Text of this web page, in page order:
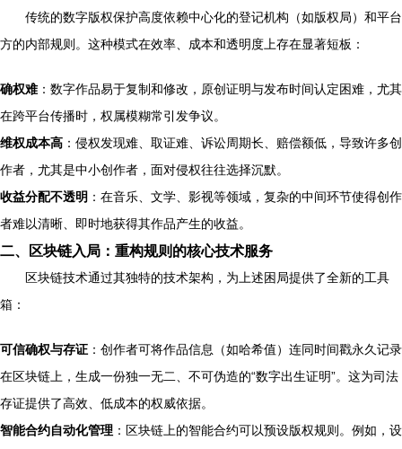
传统的数字版权保护高度依赖中心化的登记机构（如版权局）和平台
方的内部规则。这种模式在效率、成本和透明度上存在显著短板：
确权难：数字作品易于复制和修改，原创证明与发布时间认定困难，尤其
在跨平台传播时，权属模糊常引发争议。
维权成本高 ：侵权发现难、取证难、诉讼周期长、赔偿额低，导致许多创
作者，尤其是中小创作者，面对侵权往往选择沉默。
收益分配不透明 ：在音乐、文学、影视等领域，复杂的中间环节使得创作
者难以清晰、即时地获得其作品产生的收益。
二、区块链入局：重构规则的核心技术服务
区块链技术通过其独特的技术架构，为上述困局提供了全新的工具
箱：
可信确权与存证 ：创作者可将作品信息（如哈希值）连同时间戳永久记录
在区块链上，生成一份独一无二、不可伪造的“数字出生证明”。这为司法
存证提供了高效、低成本的权威依据。
智能合约自动化管理 ：区块链上的智能合约可以预设版权规则。例如，设